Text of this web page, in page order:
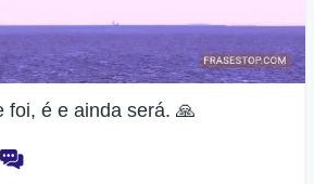
foi, é e ainda será. 🙏